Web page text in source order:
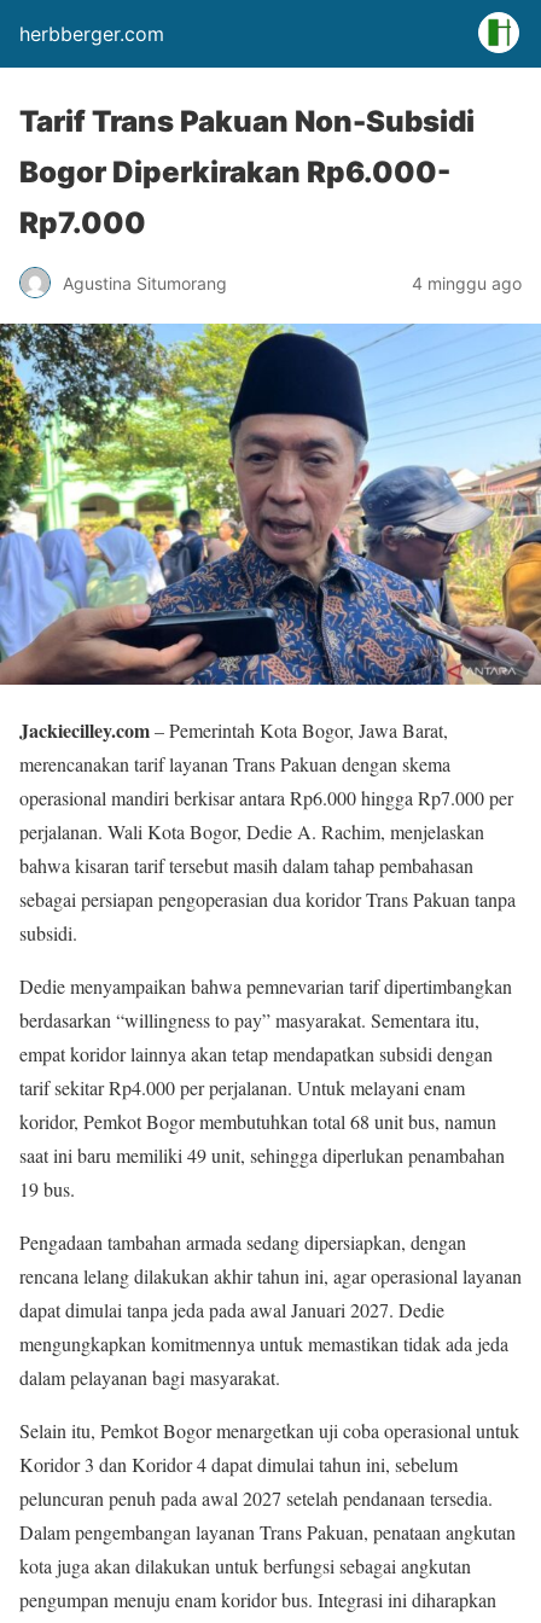
herbberger.com
Tarif Trans Pakuan Non-Subsidi
Bogor Diperkirakan Rp6.000-
Rp7.000
Agustina Situmorang 4 minggu ago
Jackiecilley.com– Pemerintah Kota Bogor, Jawa Barat,
merencanakan tarif layanan Trans Pakuan dengan skema
operasional mandiri berkisar antara Rp6.000 hingga Rp7.000 per
perjalanan. Wali Kota Bogor, Dedie A. Rachim, menjelaskan
bahwa kisaran tarif tersebut masih dalam tahap pembahasan
sebagai persiapan pengoperasian dua koridor Trans Pakuan tanpa
subsidi.
Dedie menyampaikan bahwa pemnevarian tarif dipertimbangkan
berdasarkan “willingness to pay” masyarakat. Sementara itu,
empat koridor lainnya akan tetap mendapatkan subsidi dengan
tarif sekitar Rp4.000 per perjalanan. Untuk melayani enam
koridor, Pemkot Bogor membutuhkan total 68 unit bus, namun
saat ini baru memiliki 49 unit, sehingga diperlukan penambahan
19 bus.
Pengadaan tambahan armada sedang dipersiapkan, dengan
rencana lelang dilakukan akhir tahun ini, agar operasional layanan
dapat dimulai tanpa jeda pada awal Januari 2027. Dedie
mengungkapkan komitmennya untuk memastikan tidak ada jeda
dalam pelayanan bagi masyarakat.
Selain itu, Pemkot Bogor menargetkan uji coba operasional untuk
Koridor 3 dan Koridor 4 dapat dimulai tahun ini, sebelum
peluncuran penuh pada awal 2027 setelah pendanaan tersedia.
Dalam pengembangan layanan Trans Pakuan, penataan angkutan
kota juga akan dilakukan untuk berfungsi sebagai angkutan
pengumpan menuju enam koridor bus. Integrasi ini diharapkan